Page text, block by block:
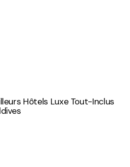
Hôtels Luxe Tout-Inclus